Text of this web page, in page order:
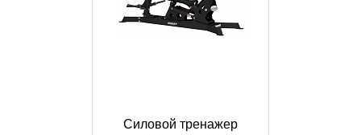
Силовой тренажер